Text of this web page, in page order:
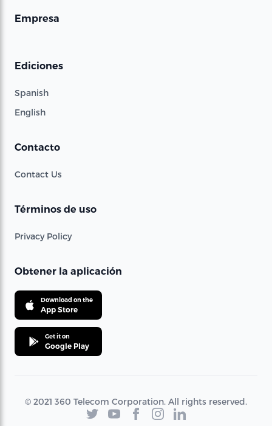
Empresa
Ediciones
Spanish
English
Contacto
Contact Us
Términos de uso
Privacy Policy
Obtener la aplicación
Download on the
App Store
Get it on
Google Play
© 2021 360 Telecom Corporation. All rights reserved.